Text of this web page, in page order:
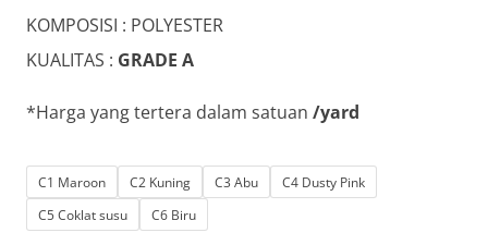
KOMPOSISI : POLYESTER
KUALITAS : GRADE A
*Harga yang tertera dalam satuan /yard
C1 Maroon C2 Kuning C3 Abu
C4 Dusty Pink
C5 Coklat susu
C6 Biru